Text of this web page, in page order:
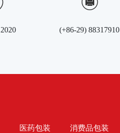
(+86-29) 88317910
医药包装 消费品包装